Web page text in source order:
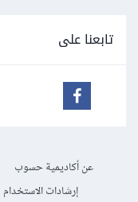
تابعنا على
عن أكاديمية حسوب
إرشادات الاستخدام